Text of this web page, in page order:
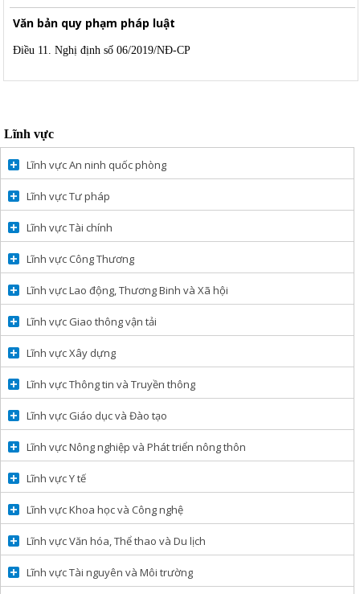
Văn bản quy phạm pháp luật
Điều 11. Nghị định số 06/2019/NĐ-CP
Lĩnh vực
Lĩnh vực An ninh quốc phòng
Lĩnh vực Tư pháp
Lĩnh vực Tài chính
Lĩnh vực Công Thương
Lĩnh vực Lao động, Thương Binh và Xã hội
Lĩnh vực Giao thông vận tải
Lĩnh vực Xây dựng
Lĩnh vực Thông tin và Truyền thông
Lĩnh vực Giáo dục và Đào tạo
Lĩnh vực Nông nghiệp và Phát triển nông thôn
Lĩnh vực Y tế
Lĩnh vực Khoa học và Công nghệ
Lĩnh vực Văn hóa, Thể thao và Du lịch
Lĩnh vực Tài nguyên và Môi trường